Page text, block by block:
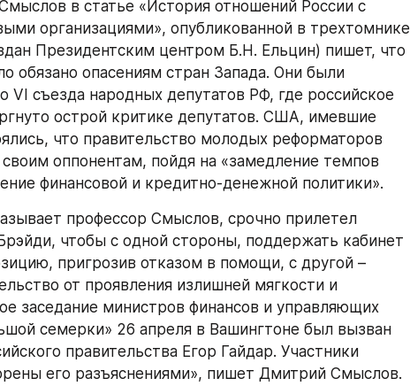
в статье «История отношений России с
организациями», опубликованной в трехтомнике
Президентским центром Б.Н. Ельцин) пишет, что
обязано опасениям стран Запада. Они были
VI съезда народных депутатов РФ, где российское
острой критике депутатов. США, имевшие
что правительство молодых реформаторов
оппонентам, пойдя на «замедление темпов
финансовой и кредитно-денежной политики».
профессор Смыслов, срочно прилетел
чтобы с одной стороны, поддержать кабинет
пригрозив отказом в помощи, с другой –
от проявления излишней мягкости и
заседание министров финансов и управляющих
семерки» 26 апреля в Вашингтоне был вызван
правительства Егор Гайдар. Участники
его разъяснениями», пишет Дмитрий Смыслов.